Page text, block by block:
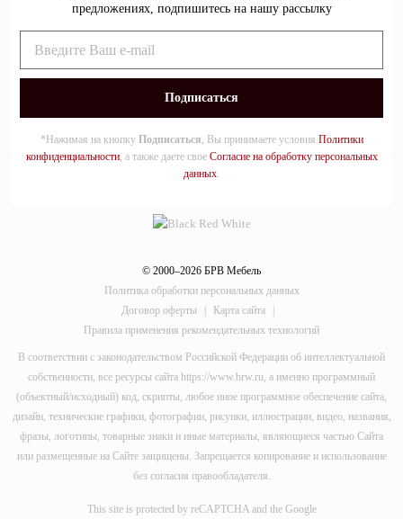
предложениях, подпишитесь на нашу рассылку
*Нажимая на кнопку Подписаться, Вы принимаете условия Политики
конфиденциальности, а также даете свое Согласие на обработку персональных
данных.
© 2000–2026 БРВ Мебель
Политика обработки персональных данных
Договор оферты
| Карта сайта
|
Правила применения рекомендательных технологий
В соответствии с законодательством Российской Федерации об интеллектуальной
собственности, все ресурсы сайта https://www.brw.ru, а именно программный
(объектный/исходный) код, скрипты, любое иное программное обеспечение сайта,
дизайн, технические графики, фотографии, рисунки, иллюстрации, видео, названия,
фразы, логотипы, товарные знаки и иные материалы, являющиеся частью Сайта
или размещенные на Сайте защищены. Запрещается копирование и использование
без согласия правообладателя.
This site is protected by reCAPTCHA and the Google